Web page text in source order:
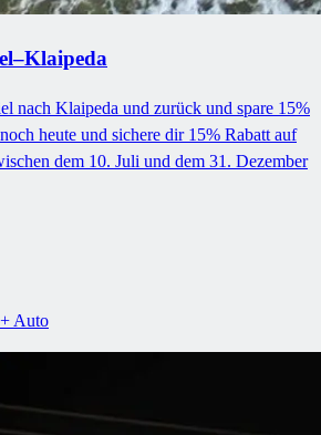
nach Klaipeda und zurück und spare 15%
heute und sichere dir 15% Rabatt auf
dem 10. Juli und dem 31. Dezember
Auto